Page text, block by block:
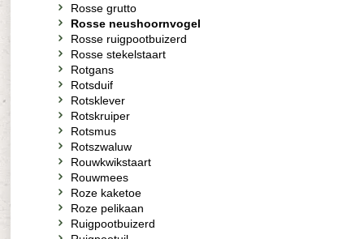
Rosse grutto
Rosse neushoornvogel
Rosse ruigpootbuizerd
Rosse stekelstaart
Rotgans
Rotsduif
Rotsklever
Rotskruiper
Rotsmus
Rotszwaluw
Rouwkwikstaart
Rouwmees
Roze kaketoe
Roze pelikaan
Ruigpootbuizerd